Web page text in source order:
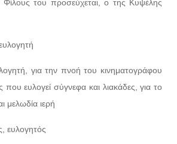
του προσεύχεται, ο της Κυψέλης
για την πνοή του κινηματογράφου
που ευλογεί σύγνεφα και λιακάδες, για το
μελωδία ιερή
ευλογητός